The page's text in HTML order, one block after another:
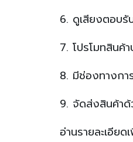
6. ดูเสียงตอบ
7. โปรโมทสินค้
8. มีช่องทางกา
9. จัดส่งสินค้าด้
อ่านรายละเอียด